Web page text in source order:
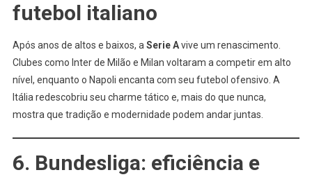
futebol italiano
Após anos de altos e baixos, aSerie Avive um renascimento.
Clubes como Inter de Milão e Milan voltaram a competir em alto
nível, enquanto o Napoli encanta com seu futebol ofensivo. A
Itália redescobriu seu charme tático e, mais do que nunca,
mostra que tradição e modernidade podem andar juntas.
6. Bundesliga: eficiência e